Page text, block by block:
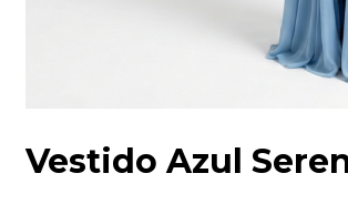
Vestido Azul